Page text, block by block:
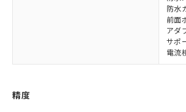
防水
前面
アダ
サポ
電流
精度
メンバーズにご登録されて
お客様が当ウェブサイト上
登録された部品リストにつ
および当社の共同利用者が
※3 非含有証明書ダウンロー
下記の非含有証明書をダウンロー
及ぼさない年数を意味します。
「－」：未確認です。当社販売部
り引きをいたしません。